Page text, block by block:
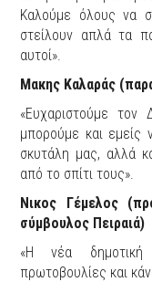
Καλούμε όλους να
στείλουν απλά τα
αυτοί».
Μακης Καλαράς
«Ευχαριστούμε τον
μπορούμε και εμείς
σκυτάλη μας, αλλά
από το σπίτι τους».
Νικος Γέμελος
σύμβουλος Πειραιά)
«Η νέα δημοτική
πρωτοβουλίες και